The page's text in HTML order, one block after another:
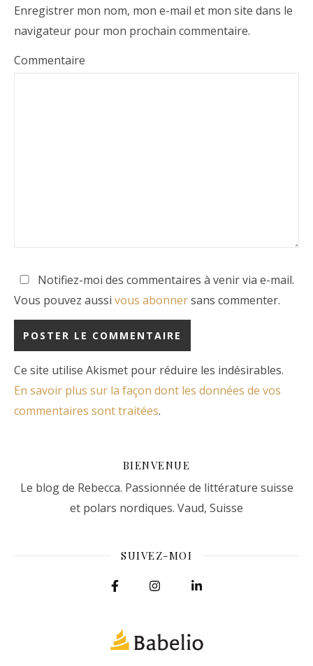
Enregistrer mon nom, mon e-mail et mon site dans le
navigateur pour mon prochain commentaire.
Commentaire
Notifiez-moi des commentaires à venir via e-mail.
Vous pouvez aussi vous abonnersans commenter.
Ce site utilise Akismet pour réduire les indésirables.
En savoir plus sur la façon dont les données de vos
commentaires sont traitées.
BIENVENUE
Le blog de Rebecca. Passionnée de littérature suisse
et polars nordiques. Vaud, Suisse
SUIVEZ-MOI